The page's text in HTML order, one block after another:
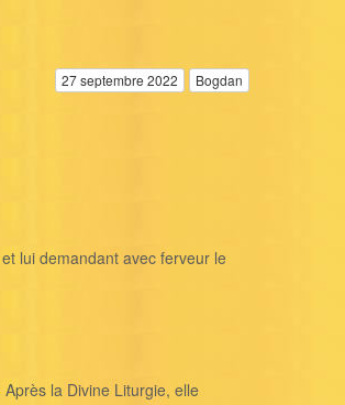
27 septembre 2022 Bogdan
lui demandant avec ferveur le
la Divine Liturgie, elle